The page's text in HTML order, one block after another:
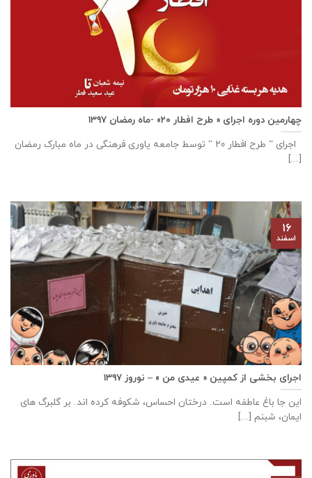
چهارمین دوره اجرای « طرح افطار ۲۰» -ماه رمضان ۱۳۹۷
اجرای “ طرح افطار ۲۰ “ توسط جامعه یاوری فرهنگی در ماه مبارک رمضان
[...]
اجرای بخشی از کمپین « عیدی من » – نوروز ۱۳۹۷
این جا باغ عاطفه است. درختان احساس، شکوفه کرده اند. بر گلبرگ های
ایمان، شبنم [...]
۱۶
اسفند